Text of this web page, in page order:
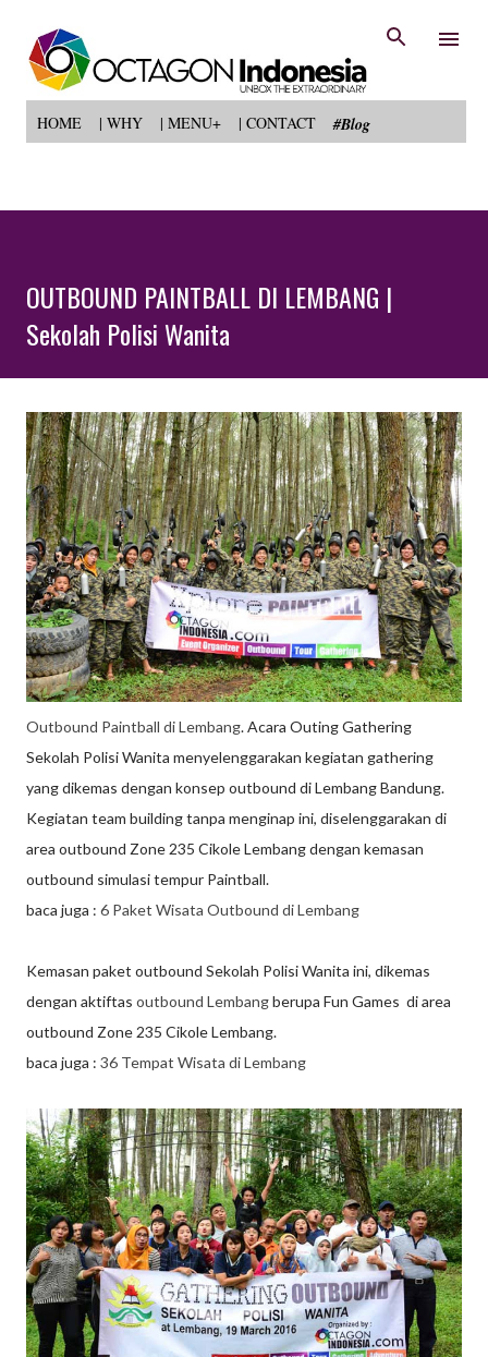
HOME | WHY | MENU+ | CONTACT #Blog
OUTBOUND PAINTBALL DI LEMBANG |
Sekolah Polisi Wanita
Outbound Paintball di Lembang. Acara Outing Gathering
Sekolah Polisi Wanita menyelenggarakan kegiatan gathering
yang dikemas dengan konsep outbound di Lembang Bandung.
Kegiatan team building tanpa menginap ini, diselenggarakan di
area outbound Zone 235 Cikole Lembang dengan kemasan
outbound simulasi tempur Paintball.
baca juga : 6 Paket Wisata Outbound di Lembang
Kemasan paket outbound Sekolah Polisi Wanita ini, dikemas
dengan aktiftas outbound Lembangberupa Fun Games di area
outbound Zone 235 Cikole Lembang.
baca juga : 36 Tempat Wisata di Lembang